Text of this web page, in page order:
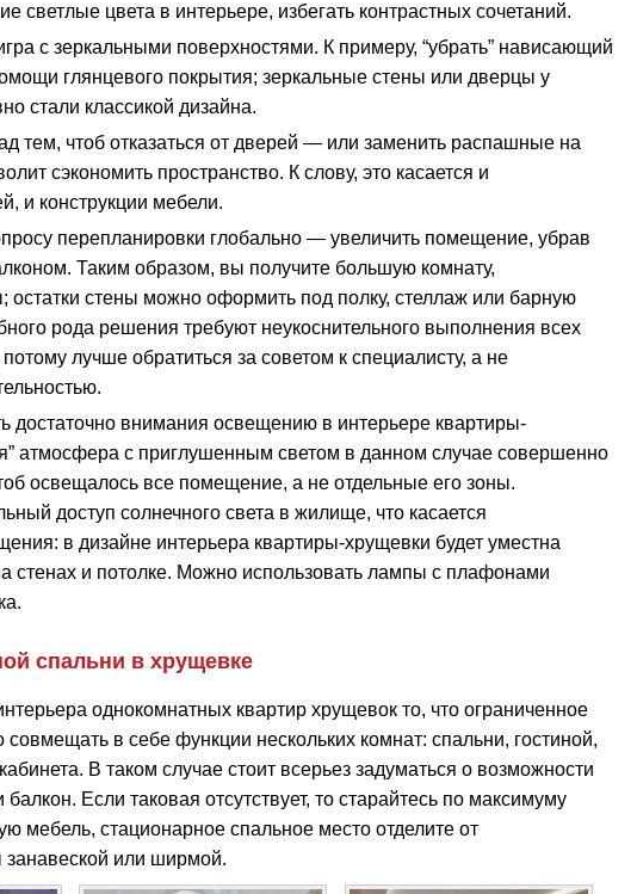
светлые цвета в интерьере, избегать контрастных сочетаний.
с зеркальными поверхностями. К примеру, “убрать” нависающий
глянцевого покрытия; зеркальные стены или дверцы у
стали классикой дизайна.
тем, чтоб отказаться от дверей — или заменить распашные на
сэкономить пространство. К слову, это касается и
и конструкции мебели.
перепланировки глобально — увеличить помещение, убрав
Таким образом, вы получите большую комнату,
остатки стены можно оформить под полку, стеллаж или барную
рода решения требуют неукоснительного выполнения всех
лучше обратиться за советом к специалисту, а не
достаточно внимания освещению в интерьере квартиры-
атмосфера с приглушенным светом в данном случае совершенно
освещалось все помещение, а не отдельные его зоны.
доступ солнечного света в жилище, что касается
в дизайне интерьера квартиры-хрущевки будет уместна
стенах и потолке. Можно использовать лампы с плафонами
спальни в хрущевке
однокомнатных квартир хрущевок то, что ограниченное
совмещать в себе функции нескольких комнат: спальни, гостиной,
В таком случае стоит всерьез задуматься о возможности
балкон. Если таковая отсутствует, то старайтесь по максимуму
мебель, стационарное спальное место отделите от
занавеской или ширмой.